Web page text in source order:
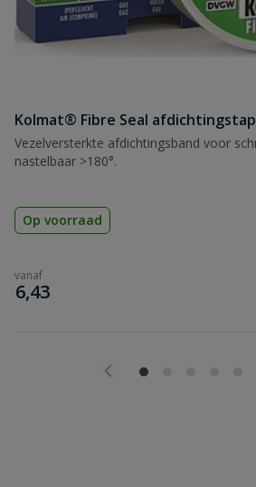
Kolmat® Fibre Seal
Vezelversterkte afdichtingsband voor
nastelbaar >180°.
Op voorraad
vanaf
€
6,43